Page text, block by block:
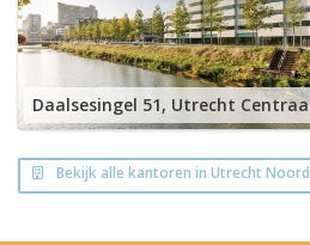
Bekijk alle kantoren in Utrecht Noord